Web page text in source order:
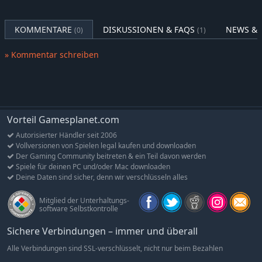
Features Tropico 5 - Waterborne Erweiterung
Neue Kampagne und Hintergrundgeschichte in 6
4 neue Musikstücke
2 neue Avatar-Kostüme
6 neue Avatar-Accessoires
Neue Sandbox-Aufgaben und -Ereignisse für das
„Waterborne“-Thema
KOMMENTARE (0) DISKUSSIONEN & FAQS (1) NEWS &
» Kommentar schreiben
Vorteil Gamesplanet.com
Autorisierter Händler seit 2006
Vollversionen von Spielen legal kaufen und downloaden
Der Gaming Community beitreten & ein Teil davon werden
Spiele für deinen PC und/oder Mac downloaden
Deine Daten sind sicher, denn wir verschlüsseln alles
Mitglied der Unterhaltungs-
software Selbstkontrolle
Sichere Verbindungen – immer und überall
Alle Verbindungen sind SSL-verschlüsselt, nicht nur beim Bezahlen